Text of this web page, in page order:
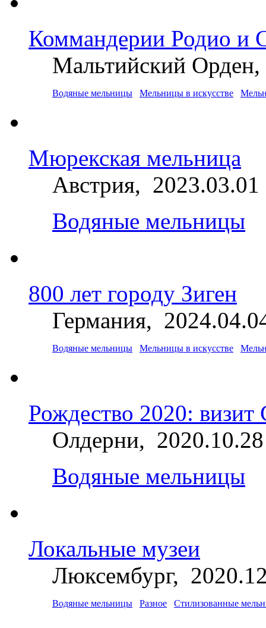
Коммандерии Родио и
Мальтийский
Водяные мельницы Мельницы в искусстве
Мюрекская мельница
Австрия, 2023.03.01
Водяные мельницы
800 лет городу Зиген
Германия,
Водяные мельницы Мельницы в искусстве
Рождество 2020:
Олдерни, 2020.10.28
Водяные мельницы
Локальные музеи
Люксембург,
Водяные мельницы Разное Стилизованные